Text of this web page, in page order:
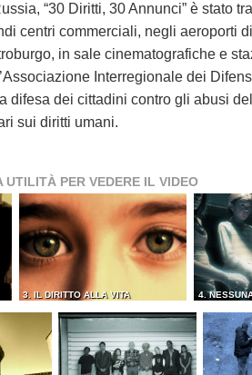
“30 Diritti, 30 Annunci” è stato
centri commerciali, negli aeroporti
in sale cinematografiche e
Interregionale dei
difesa dei cittadini contro gli abusi
sui diritti umani.
PER VEDERE IL VIDEO
3. IL DIRITTO ALLA VITA 4.